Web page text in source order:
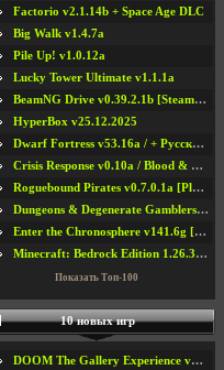
Factorio v2.1.14b + Space Age DLC
Big Walk v1.4.7a
Pile Up! v1.0.12a
Lucky Tower Ultimate v1.1.1a
BeamNG Drive v0.39.2.1b [Steam Early Access]
HyperBox v25.12.2025
Dwarf Fortress v53.16a / + Русская Версия v50.12a
Crisis Response v0.10a / Blood & Bullet
Roguebound Pirates v0.7.0.1a [Playtest]
Dungeons & Degenerate Gamblers v2.0.2a
Enter the Chronosphere v141.6g [Steam Early Access]
Minecraft: Bedrock Edition 1.26.33.1a / + TLauncher v2.89
Показать Топ-100
10 новых игр
DOOM The Gallery Experience v1.4.2